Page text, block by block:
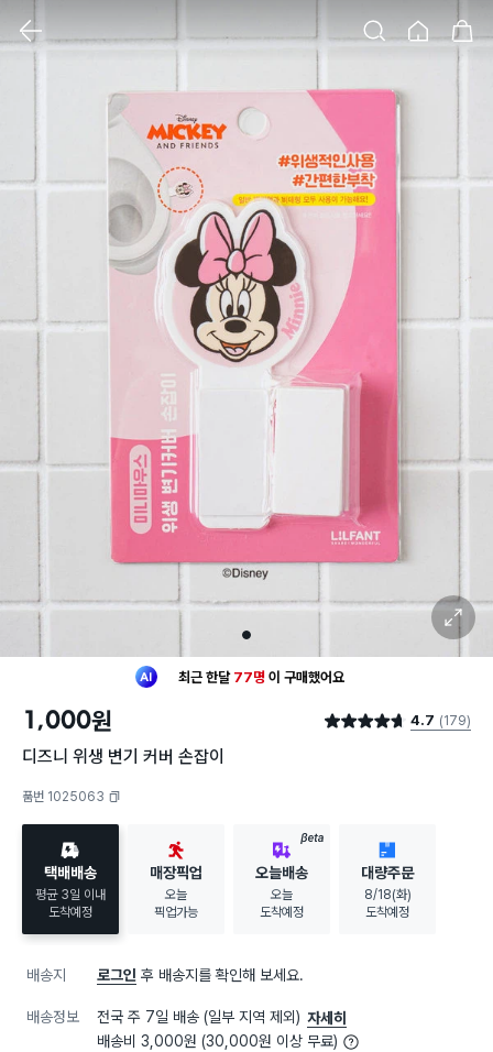
장바구니
1
확대 보기
최근 한달 77명 이 구매했어요
구매했어요
1,000원 별점 4.7점 4.7 (179)
디즈니 위생 변기 커버 손잡이
품번 1025063
택배배송
평균 3일 이내
도착예정
매장픽업
오늘
픽업가능
BETA
오늘배송
오늘
도착예정
대량주문
8/18(화)
도착예정
배송지 로그인 후 배송지를 확인해 보세요.
배송정보 전국 주 7일 배송 (일부 지역 제외) 자세히
배송비 3,000원 (30,000원 이상 무료)